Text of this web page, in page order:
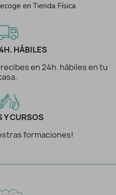
en Tienda Física
HÁBILES
en 24h. hábiles en tu
Y CURSOS
formaciones!